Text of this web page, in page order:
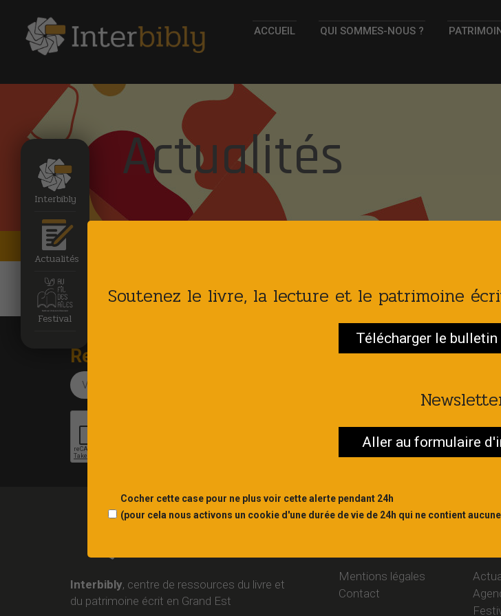
Interbibly
Actualités
Festival
ACCUEIL QUI SOMMES-NOUS ?
Actualités
Recevez notre newsletter
Interbibly, centre de ressources du livre et
du patrimoine écrit en Grand Est
Mentions légales
Contact
Soutenez le livre, la lecture et le patrimoine
Télécharger le
Aller au formulaire
Cocher cette case pour ne plus voir cette alerte pendant 24h
(pour cela nous activons un cookie d'une durée de vie de 24h qui ne contient